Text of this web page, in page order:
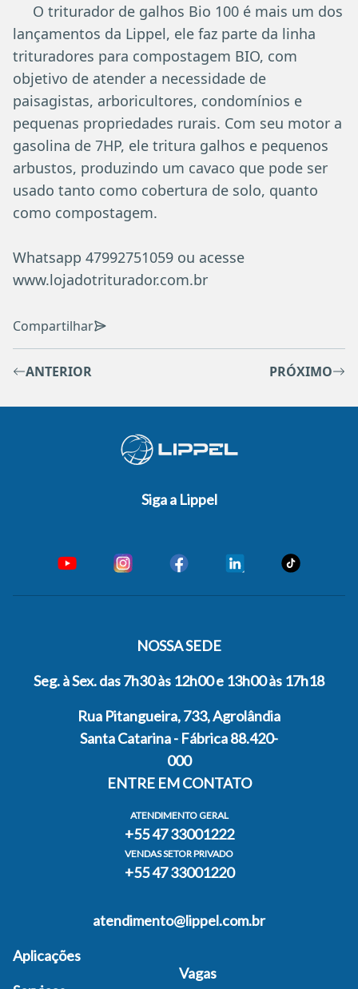
O triturador de galhos Bio 100 é mais um dos
lançamentos da Lippel, ele faz parte da linha
trituradores para compostagem BIO, com
objetivo de atender a necessidade de
paisagistas, arboricultores, condomínios e
pequenas propriedades rurais. Com seu motor a
gasolina de 7HP, ele tritura galhos e pequenos
arbustos, produzindo um cavaco que pode ser
usado tanto como cobertura de solo, quanto
como compostagem.
Whatsapp 47992751059 ou acesse
www.lojadotriturador.com.br
Compartilhar
ANTERIOR PRÓXIMO
Siga a Lippel
NOSSA SEDE
Seg. à Sex. das 7h30 às 12h00 e 13h00 às 17h18
Rua Pitangueira, 733, Agrolândia
Santa Catarina - Fábrica 88.420-
000
ENTRE EM CONTATO
ATENDIMENTO GERAL
+55 47 33001222
VENDAS SETOR PRIVADO
+55 47 33001220
atendimento@lippel.com.br
Aplicações
Vagas